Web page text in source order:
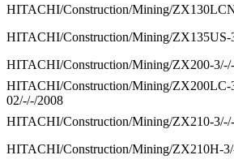
HITACHI/Construction/Mining/
HITACHI/Construction/Mining/ZX135US-
HITACHI/Construction/Mining/ZX200-
HITACHI/Construction/Mining/
02/-/-/2008
HITACHI/Construction/Mining/ZX210-
HITACHI/Construction/Mining/ZX210H-